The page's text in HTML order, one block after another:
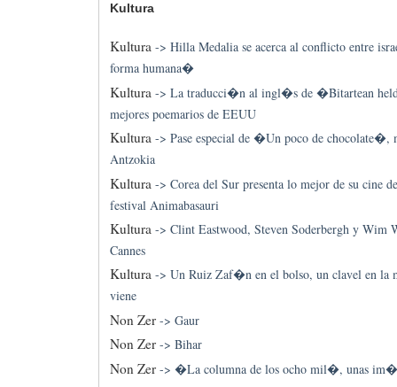
Kultura
Kultura-> Hilla Medalia se acerca al conflicto entre
forma humana�
Kultura-> La traducci�n al ingl�s de �Bitartean
mejores poemarios de EEUU
Kultura-> Pase especial de �Un poco de chocolate�,
Antzokia
Kultura -> Corea del Sur presenta lo mejor de su cine
festival Animabasauri
Kultura-> Clint Eastwood, Steven Soderbergh y Wim
Cannes
Kultura-> Un Ruiz Zaf�n en el bolso, un clavel en la
viene
Non Zer-> Gaur
Non Zer-> Bihar
Non Zer-> �La columna de los ocho mil�, unas